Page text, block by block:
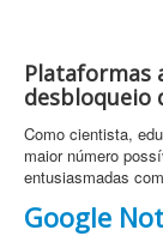
Plataformas
desbloqueio
Como cientista,
maior número
entusiasmadas
Google